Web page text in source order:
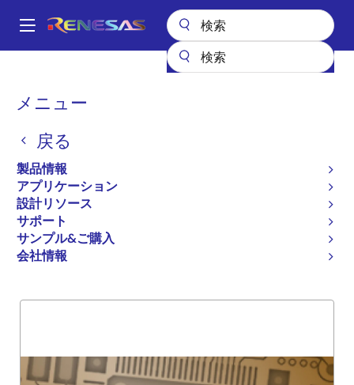
ン
Main
メニュー
戻る
製品情報
アプリケーション
設計リソース
サポート
サンプル&ご購入
会社情報
パ
く
ず
54FCT399
54FCT399
廃止品
QUAD DUAL-PORT REGISTER - CMOS
VOH LEVELS
概要 製品選択